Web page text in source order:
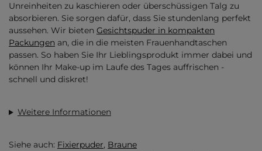
Unreinheiten zu kaschieren oder überschüssigen Talg zu
absorbieren. Sie sorgen dafür, dass Sie stundenlang perfekt
aussehen. Wir bieten Gesichtspuder in kompakten
Packungen an, die in die meisten Frauenhandtaschen
passen. So haben Sie Ihr Lieblingsprodukt immer dabei und
können Ihr Make-up im Laufe des Tages auffrischen -
schnell und diskret!
Weitere Informationen
Siehe auch: Fixierpuder, Braune